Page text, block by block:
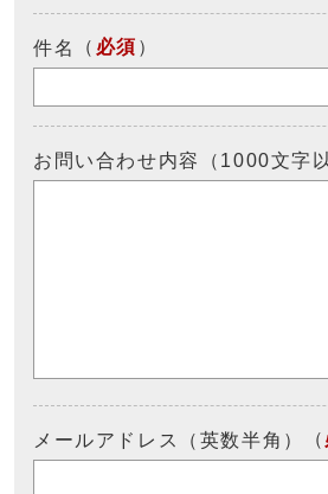
件名 （ 必須 ）
お問い合わせ内容（1000文字
メールアドレス（英数半角） （